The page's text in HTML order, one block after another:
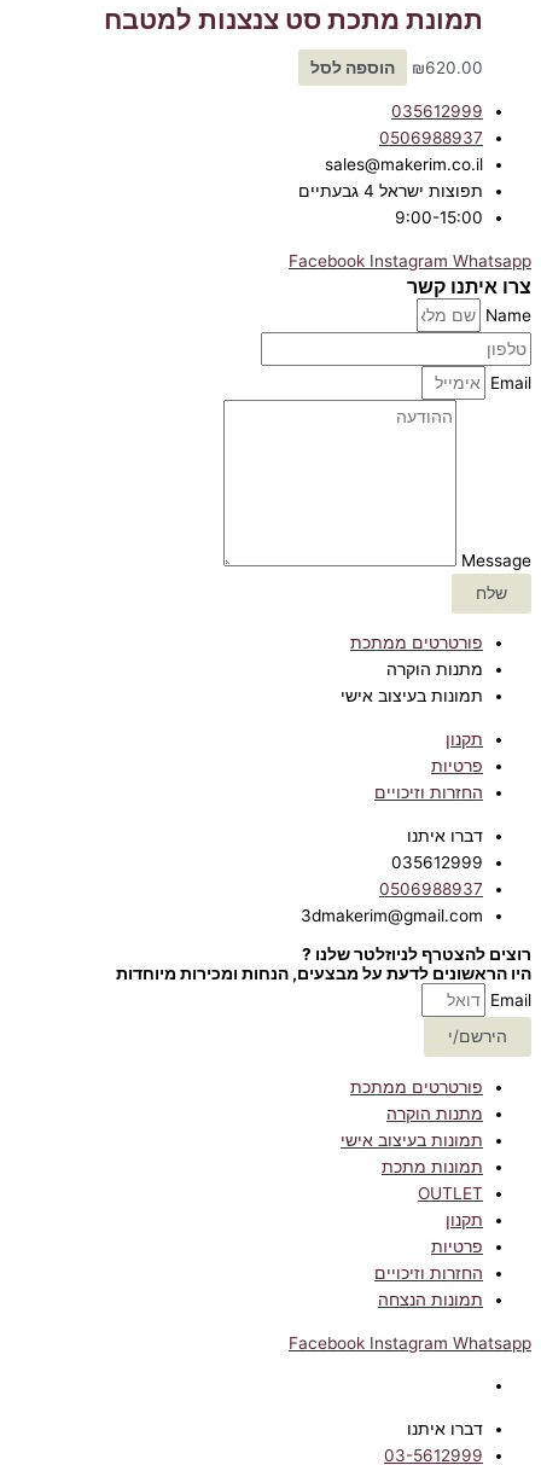
תמונת מתכת סט צנצנות למטבח
₪620.00 הוספה לסל
035612999
0506988937
sales@makerim.co.il
תפוצות ישראל 4 גבעתיים
9:00-15:00
Facebook Instagram Whatsapp
צרו איתנו קשר
Name
Email
Message
שלח
פורטרטים ממתכת
מתנות הוקרה
תמונות בעיצוב אישי
תקנון
פרטיות
החזרות וזיכויים
דברו איתנו
035612999
0506988937
3dmakerim@gmail.com
רוצים להצטרף לניוזלטר שלנו ?
היו הראשונים לדעת על מבצעים, הנחות ומכירות מיוחדות
Email
הירשם/י
פורטרטים ממתכת
מתנות הוקרה
תמונות בעיצוב אישי
תמונות מתכת
OUTLET
תקנון
פרטיות
החזרות וזיכויים
תמונות הנצחה
Facebook Instagram Whatsapp
דברו איתנו
03-5612999